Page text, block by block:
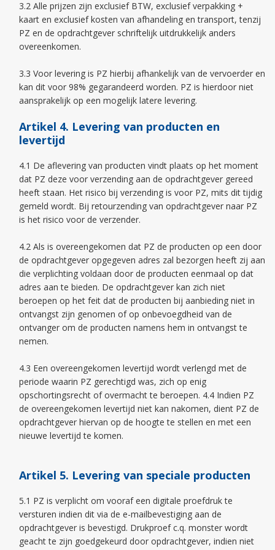
3.2 Alle prijzen zijn exclusief BTW, exclusief verpakking +
kaart en exclusief kosten van afhandeling en transport, tenzij
PZ en de opdrachtgever schriftelijk uitdrukkelijk anders
overeenkomen.
3.3 Voor levering is PZ hierbij afhankelijk van de vervoerder en
kan dit voor 98% gegarandeerd worden. PZ is hierdoor niet
aansprakelijk op een mogelijk latere levering.
Artikel 4. Levering van producten en
levertijd
4.1 De aflevering van producten vindt plaats op het moment
dat PZ deze voor verzending aan de opdrachtgever gereed
heeft staan. Het risico bij verzending is voor PZ, mits dit tijdig
gemeld wordt. Bij retourzending van opdrachtgever naar PZ
is het risico voor de verzender.
4.2 Als is overeengekomen dat PZ de producten op een door
de opdrachtgever opgegeven adres zal bezorgen heeft zij aan
die verplichting voldaan door de producten eenmaal op dat
adres aan te bieden. De opdrachtgever kan zich niet
beroepen op het feit dat de producten bij aanbieding niet in
ontvangst zijn genomen of op onbevoegdheid van de
ontvanger om de producten namens hem in ontvangst te
nemen.
4.3 Een overeengekomen levertijd wordt verlengd met de
periode waarin PZ gerechtigd was, zich op enig
opschortingsrecht of overmacht te beroepen. 4.4 Indien PZ
de overeengekomen levertijd niet kan nakomen, dient PZ de
opdrachtgever hiervan op de hoogte te stellen en met een
nieuwe levertijd te komen.
Artikel 5. Levering van speciale producten
5.1 PZ is verplicht om vooraf een digitale proefdruk te
versturen indien dit via de e-mailbevestiging aan de
opdrachtgever is bevestigd. Drukproef c.q. monster wordt
geacht te zijn goedgekeurd door opdrachtgever, indien niet